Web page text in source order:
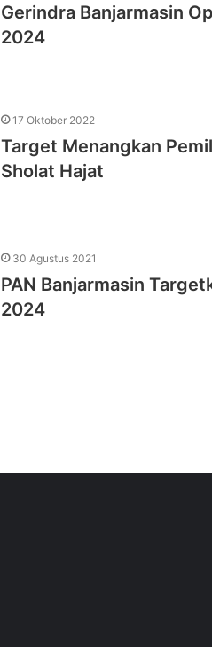
Gerindra Banjarmasin
2024
17 Oktober 2022
Target Menangkan
Sholat Hajat
30 Agustus 2021
PAN Banjarmasin
2024